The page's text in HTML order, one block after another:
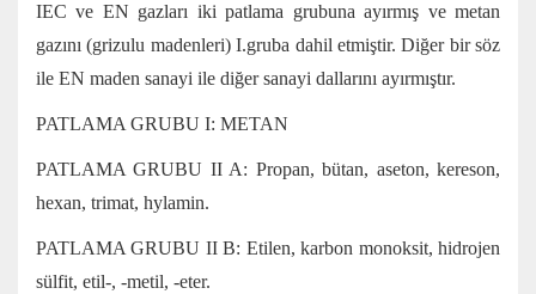
IEC ve EN gazları iki patlama grubuna ayırmış ve metan
gazını (grizulu madenleri) I.gruba dahil etmiştir. Diğer bir söz
ile EN maden sanayi ile diğer sanayi dallarını ayırmıştır.
PATLAMA GRUBU I: METAN
PATLAMA GRUBU II A: Propan, bütan, aseton, kereson,
hexan, trimat, hylamin.
PATLAMA GRUBU II B: Etilen, karbon monoksit, hidrojen
sülfit, etil-, -metil, -eter.